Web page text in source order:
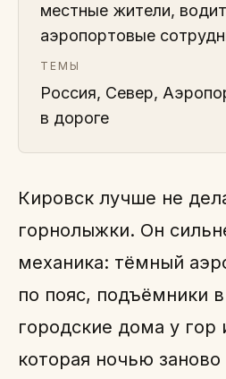
местные жители,
аэропортовые
ТЕМЫ
Россия, Север,
в дороге
Кировск лучше не
горнолыжки. Он
механика: тёмный
по пояс, подъёмники
городские дома у гор
которая ночью